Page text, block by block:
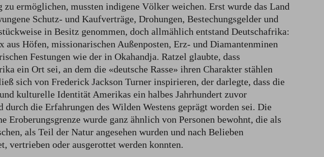
zu ermöglichen, mussten indigene Völker weichen. Erst wurde das Land
Schutz- und Kaufverträge, Drohungen, Bestechungsgelder und
in Besitz genommen, doch allmählich entstand Deutschafrika:
aus Höfen, missionarischen Außenposten, Erz- und Diamantenminen
Festungen wie der in Okahandja. Ratzel glaubte, dass
ein Ort sei, an dem die «deutsche Rasse» ihren Charakter stählen
sich von Frederick Jackson Turner inspirieren, der darlegte, dass die
kulturelle Identität Amerikas ein halbes Jahrhundert zuvor
durch die Erfahrungen des Wilden Westens geprägt worden sei. Die
Eroberungsgrenze wurde ganz ähnlich von Personen bewohnt, die als
als Teil der Natur angesehen wurden und nach Belieben
vertrieben oder ausgerottet werden konnten.